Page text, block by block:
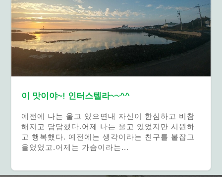
이 맛이야~! 인터스텔라~~^^
예전에 나는 울고 있으면내 자신이 한심하고 비참
해지고 답답했다.어제 나는 울고 있었지만 시원하
고 행복했다. 예전에는 생각이라는 친구를 붙잡고
울었었고.어제는 가슴이라는...